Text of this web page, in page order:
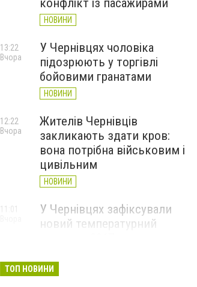
конфлікт із пасажирами
НОВИНИ
У Чернівцях чоловіка
підозрюють у торгівлі
бойовими гранатами
НОВИНИ
13:22
Вчора
Жителів Чернівців
закликають здати кров:
вона потрібна військовим і
цивільним
НОВИНИ
12:22
Вчора
У Чернівцях зафіксували
новий температурний
11:01
ТОП НОВИНИ